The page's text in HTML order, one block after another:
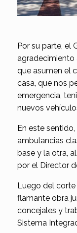
Por su parte, el
agradecimiento
que asumen el
casa, que nos
emergencia,
nuevos
En este
ambulancias
base y la otra,
por el Director
Luego del
flamante obra
concejales y
Sistema